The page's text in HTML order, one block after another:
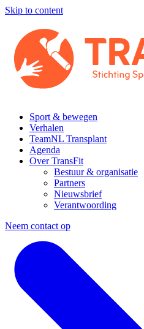
Skip to content
Sport & bewegen
Verhalen
TeamNL Transplant
Agenda
Over TransFit
Bestuur & organisatie
Partners
Nieuwsbrief
Verantwoording
Neem contact op